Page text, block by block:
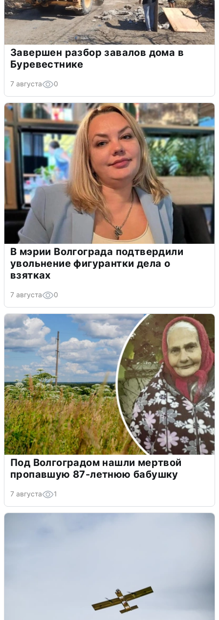
Завершен разбор завалов дома в
Буревестнике
7 августа 0
В мэрии Волгограда подтвердили
увольнение фигурантки дела о
взятках
7 августа 0
Под Волгоградом нашли мертвой
пропавшую 87-летнюю бабушку
7 августа 1